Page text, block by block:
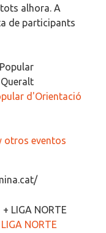
alhora. A
de participants
d'Orientació
otros eventos
NORTE